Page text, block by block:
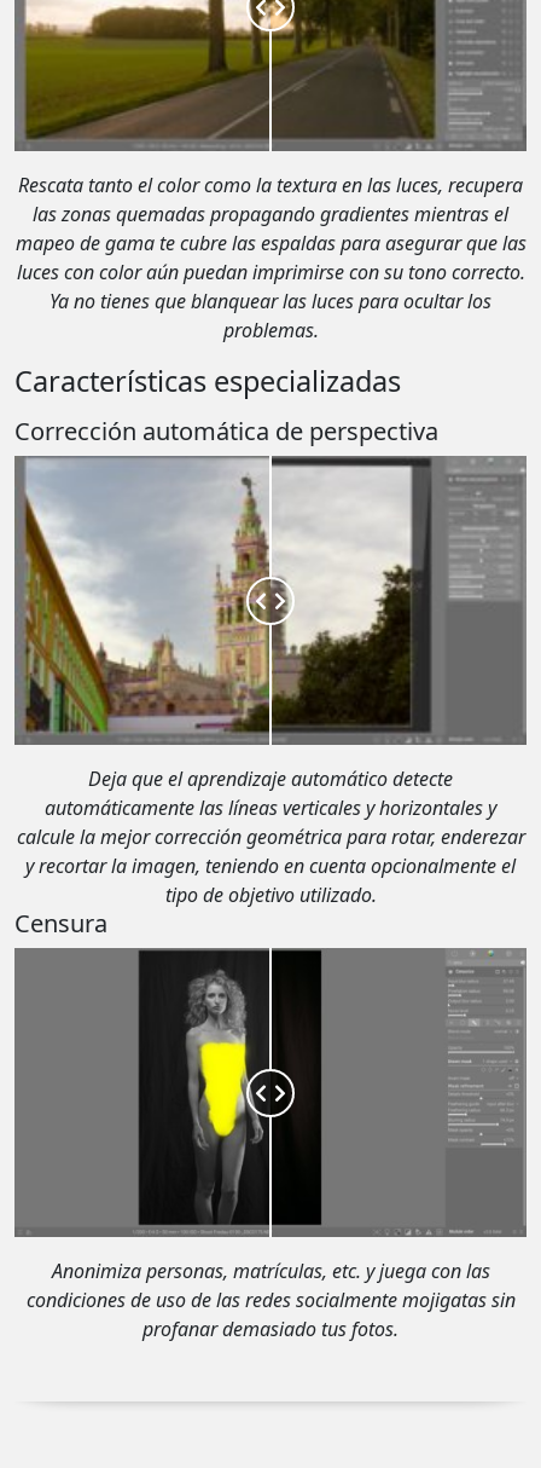
Rescata tanto el color como la textura en las luces, recupera
las zonas quemadas propagando gradientes mientras el
mapeo de gama te cubre las espaldas para asegurar que las
luces con color aún puedan imprimirse con su tono correcto.
Ya no tienes que blanquear las luces para ocultar los
problemas.
Características especializadas
Corrección automática de perspectiva
Deja que el aprendizaje automático detecte
automáticamente las líneas verticales y horizontales y
calcule la mejor corrección geométrica para rotar, enderezar
y recortar la imagen, teniendo en cuenta opcionalmente el
tipo de objetivo utilizado.
Censura
Anonimiza personas, matrículas, etc. y juega con las
condiciones de uso de las redes socialmente mojigatas sin
profanar demasiado tus fotos.